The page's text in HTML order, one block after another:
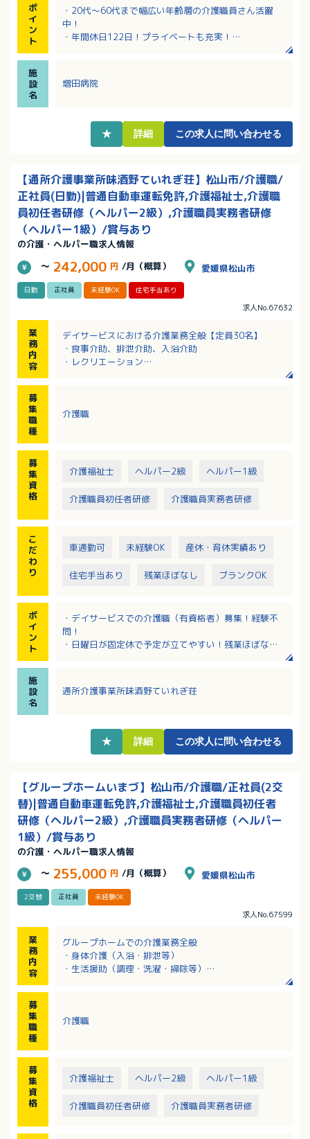
ポ
イ
ン
ト
・20代～60代まで幅広い年齢層の介護職員さん活躍
中！
・年間休日122日！プライベートも充実！
ていただくことができます！
・営繕スタッフが3名いて、介護スタッフさんの負担が
施
設
名
増田病院
★ 詳細 この求人に問い合わせる
【通所介護事業所味酒野ていれぎ荘】松山市/介護職/
正社員(日勤)|普通自動車運転免許,介護福祉士,介護職
員初任者研修（ヘルパー2級）,介護職員実務者研修
（ヘルパー1級）/賞与あり
の介護・ヘルパー職求人情報
～ 242,000 円 /月（概算） 愛媛県松山市
日勤 正社員 未経験OK 住宅手当あり
求人No.67632
業
務
内
容
デイサービスにおける介護業務全般【定員30名】
・食事介助、排泄介助、入浴介助
・レクリエーション
・平均介護度：2.0程度
募
集
職
種
介護職
募
集
資
格
介護福祉士 ヘルパー2級 ヘルパー1級
介護職員初任者研修 介護職員実務者研修
こ
だ
わ
り
車通勤可 未経験OK 産休・育休実績あり
住宅手当あり 残業ほぼなし ブランクOK
ポ
イ
ン
ト
・デイサービスでの介護職（有資格者）募集！経験不
問！
・日曜日が固定休で予定が立てやすい！残業ほぼな
です。
施
設
名
通所介護事業所味酒野ていれぎ荘
★ 詳細 この求人に問い合わせる
【グループホームいまづ】松山市/介護職/正社員(2交
替)|普通自動車運転免許,介護福祉士,介護職員初任者
研修（ヘルパー2級）,介護職員実務者研修（ヘルパー
1級）/賞与あり
の介護・ヘルパー職求人情報
～ 255,000 円 /月（概算） 愛媛県松山市
2交替 正社員 未経験OK
求人No.67599
業
務
内
容
グループホームでの介護業務全般
・身体介護（入浴・排泄等）
・生活援助（調理・洗濯・掃除等）
募
集
職
種
介護職
募
集
資
格
介護福祉士 ヘルパー2級 ヘルパー1級
介護職員初任者研修 介護職員実務者研修